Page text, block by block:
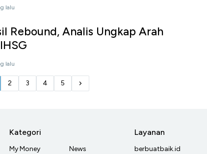
lalu
Rebound, Analis Ungkap Arah
lalu
2 3 4 5
Kategori
My Money
News
Layanan
berbuatbaik.id